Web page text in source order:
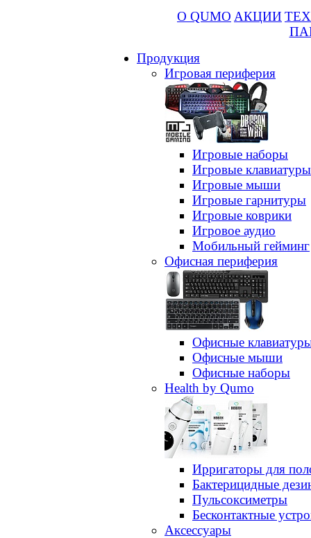
О QUMO АКЦИИ
Продукция
Игровая периферия
Игровые наборы
Игровые клавиатуры
Игровые мыши
Игровые гарнитуры
Игровые коврики
Игровое аудио
Мобильный гейминг
Офисная периферия
Офисные
Офисные мыши
Офисные наборы
Health by Qumo
Ирригаторы для
Бактерицидные
Пульсоксиметры
Бесконтактные
Аксессуары